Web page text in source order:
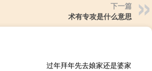
下一篇
术有专攻是什么意思
过年拜年先去娘家还是婆家